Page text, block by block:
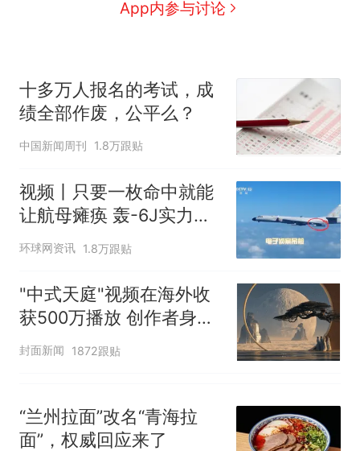
App内参与讨论
十多万人报名的考试，成
绩全部作废，公平么？
中国新闻周刊 1.8万跟贴
视频丨只要一枚命中就能
让航母瘫痪 轰-6J实力有
多强？
环球网资讯 1.8万跟贴
"中式天庭"视频在海外收
获500万播放 创作者身份
披露
封面新闻 1872跟贴
“兰州拉面”改名“青海拉
面”，权威回应来了